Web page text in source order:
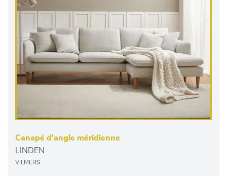
Canapé d'angle méridienne
LINDEN
VILMERS